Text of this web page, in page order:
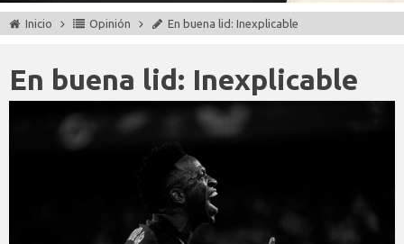
Inicio Opinión En buena lid: Inexplicable
En buena lid: Inexplicable